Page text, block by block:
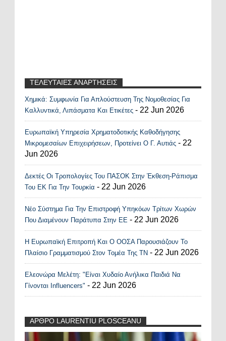
ΤΕΛΕΥΤΑΙΕΣ ΑΝΑΡΤΗΣΕΙΣ
Recent Posts Widget
Χημικά: Συμφωνία Για Απλούστευση Της Νομοθεσίας Για
Καλλυντικά, Λιπάσματα Και Ετικέτες - 22 Jun 2026
Ευρωπαϊκή Υπηρεσία Χρηματοδοτικής Καθοδήγησης
Μικρομεσαίων Επιχειρήσεων, Προτείνει Ο Γ. Αυτιάς - 22
Jun 2026
Δεκτές Οι Τροπολογίες Του ΠΑΣΟΚ Στην Έκθεση-Ράπισμα
Του ΕΚ Για Την Τουρκία - 22 Jun 2026
Νέο Σύστημα Για Την Επιστροφή Υπηκόων Τρίτων Χωρών
Που Διαμένουν Παράτυπα Στην ΕΕ - 22 Jun 2026
Η Ευρωπαϊκή Επιτροπή Και Ο ΟΟΣΑ Παρουσιάζουν Το
Πλαίσιο Γραμματισμού Στον Τομέα Της ΤΝ - 22 Jun 2026
Ελεονώρα Μελέτη: "Είναι Χυδαίο Ανήλικα Παιδιά Να
Γίνονται Influencers" - 22 Jun 2026
ΑΡΘΡΟ LAURENTIU PLOSCEANU